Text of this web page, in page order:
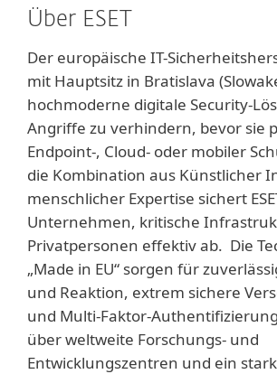
Über ESET
Der europäische IT-
mit Hauptsitz in Bratislava
hochmoderne digitale Security-
Angriffe zu verhindern, bevor sie
Endpoint-, Cloud- oder mobiler
die Kombination aus Künstlicher
menschlicher Expertise sichert
Unternehmen, kritische
Privatpersonen effektiv ab. Die
„Made in EU“ sorgen für
und Reaktion, extrem sichere
und Multi-Faktor-
über weltweite Forschungs- und
Entwicklungszentren und ein